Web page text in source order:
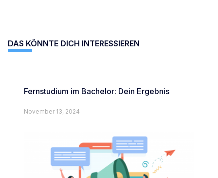
DAS KÖNNTE DICH INTERESSIEREN
Fernstudium im Bachelor: Dein Ergebnis
November 13, 2024